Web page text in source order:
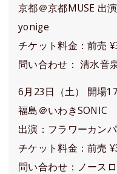
京都＠京都MUSE 出
yonige
チケット料金：前売
問い合わせ： 清水音
6月23日（土） 開場
福島＠いわきSONIC
出演：フラワーカン
チケット料金：前売
問い合わせ：ノース